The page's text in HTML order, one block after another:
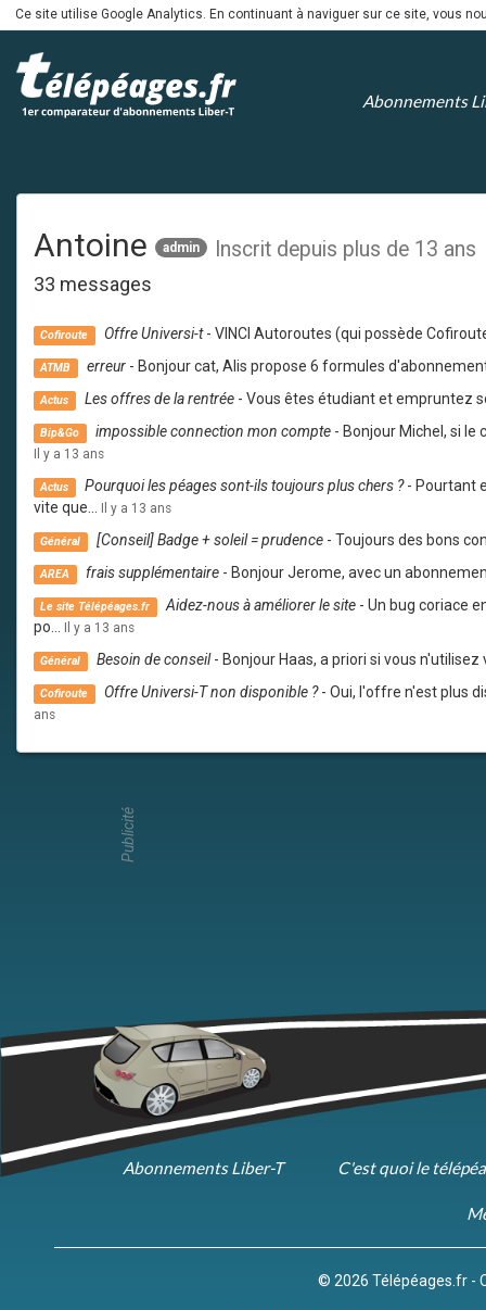
Ce site utilise Google Analytics. En continuant à naviguer sur ce site, vous
Abonnements
Antoine admin Inscrit depuis plus de 13 ans
33 messages
Cofiroute Offre Universi-t- VINCI Autoroutes (qui possède
ATMB erreur- Bonjour cat, Alis propose 6 formules
Actus Les offres de la rentrée- Vous êtes étudiant et empruntez
Bip&Go impossible connection mon compte- Bonjour Michel, si le
Il y a 13 ans
Actus Pourquoi les péages sont-ils toujours plus chers ?- Pourtant
vite que...
Il y a 13 ans
Général [Conseil] Badge + soleil = prudence- Toujours des bons
AREA frais supplémentaire- Bonjour Jerome, avec un
Le site Télépéages.fr Aidez-nous à améliorer le site- Un bug coriace
po...
Il y a 13 ans
Général Besoin de conseil- Bonjour Haas, a priori si vous
Cofiroute Offre Universi-T non disponible ?- Oui, l'offre n'est plus
ans
Publicité
Abonnements Liber-T C'est quoi le
© 2026 Télépéages.fr -